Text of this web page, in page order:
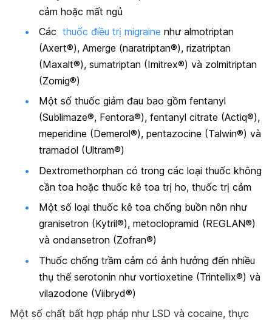
cảm hoặc mất ngủ
Các thuốc điều trị migraine như almotriptan
(Axert®), Amerge (naratriptan®), rizatriptan
(Maxalt®), sumatriptan (Imitrex®) và zolmitriptan
(Zomig®)
Một số thuốc giảm đau bao gồm fentanyl
(Sublimaze®, Fentora®), fentanyl citrate (Actiq®),
meperidine (Demerol®), pentazocine (Talwin®) và
tramadol (Ultram®)
Dextromethorphan có trong các loại thuốc không
cần toa hoặc thuốc kê toa trị ho, thuốc trị cảm
Một số loại thuốc kê toa chống buồn nôn như
granisetron (Kytril®), metoclopramid (REGLAN®)
và ondansetron (Zofran®)
Thuốc chống trầm cảm có ảnh hưởng đến nhiều
thụ thể serotonin như vortioxetine (Trintellix®) và
vilazodone (Viibryd®)
Một số chất bất hợp pháp như LSD và cocaine, thực